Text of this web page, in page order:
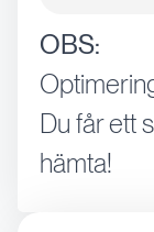
OBS:
Du får ett
hämta!